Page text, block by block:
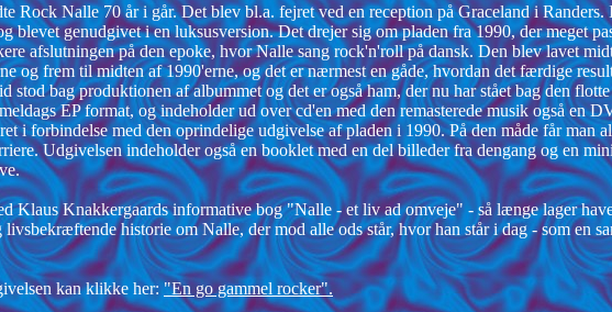
Rock Nalle 70 år i går. Det blev bl.a. fejret ved en reception på Graceland i Randers.
blevet genudgivet i en luksusversion. Det drejer sig om pladen fra 1990, der meget
afslutningen på den epoke, hvor Nalle sang rock'n'roll på dansk. Den blev lavet
og frem til midten af 1990'erne, og det er nærmest en gåde, hvordan det færdige
stod bag produktionen af albummet og det er også ham, der nu har stået bag den
EP format, og indeholder ud over cd'en med den remasterede musik også en
i forbindelse med den oprindelige udgivelse af pladen i 1990. På den måde får man
Udgivelsen indeholder også en booklet med en del billeder fra dengang og en
Klaus Knakkergaards informative bog "Nalle - et liv ad omveje" - så længe lager
historie om Nalle, der mod alle ods står, hvor han står i dag - som en
kan klikke her: "En go gammel rocker".